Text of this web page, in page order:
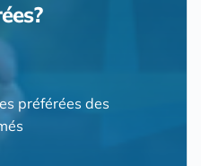
préférées des